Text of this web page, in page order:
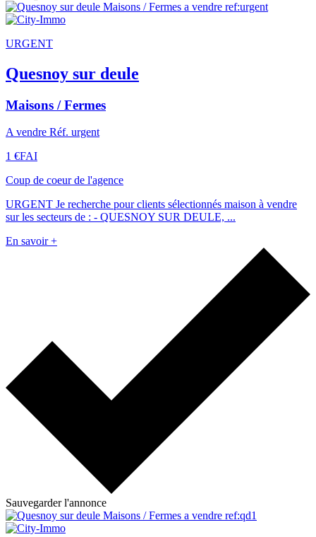
URGENT
Quesnoy sur deule
Maisons / Fermes
A vendre Réf. urgent
1 €FAI
Coup de coeur de l'agence
URGENT Je recherche pour clients sélectionnés maison à vendre
sur les secteurs de : - QUESNOY SUR DEULE, ...
En savoir +
Sauvegarder l'annonce